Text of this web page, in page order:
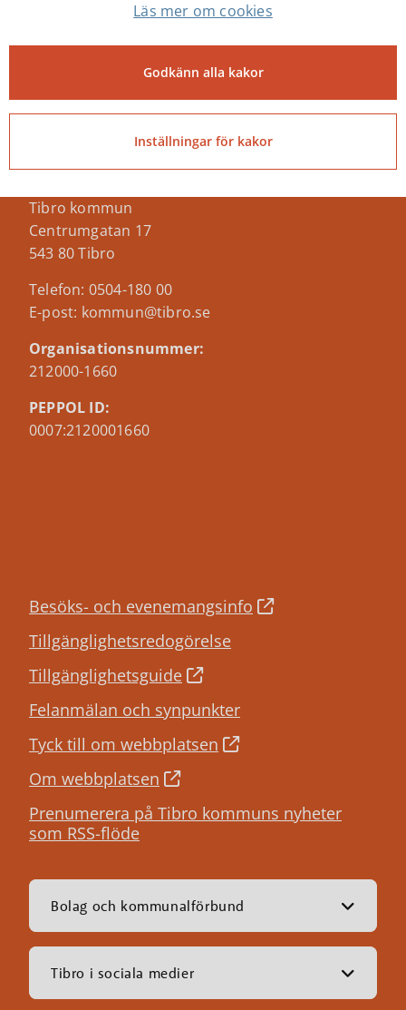
Tibro kommun
Centrumgatan 17
543 80 Tibro
Telefon: 0504-180 00
E-post: kommun@tibro.se
Organisationsnummer:
212000-1660
PEPPOL ID:
0007:2120001660
Besöks- och evenemangsinfo
Tillgänglighetsredogörelse
Tillgänglighetsguide
Felanmälan och synpunkter
Tyck till om webbplatsen
Om webbplatsen
Prenumerera på Tibro kommuns nyheter
som RSS-flöde
Bolag och kommunalförbund
Tibro i sociala medier
Läs mer om cookies
Godkänn alla kakor
Inställningar för kakor